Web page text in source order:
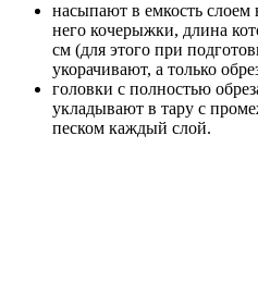
насыпают в емкость слоем
него кочерыжки, длина
см (для этого при
укорачивают, а только
головки с полностью
укладывают в тару с
песком каждый слой.